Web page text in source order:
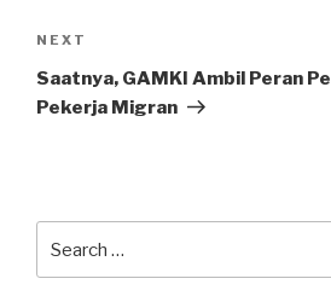
Next
Post
NEXT
Saatnya, GAMKI Ambil Peran
Pekerja Migran
for: